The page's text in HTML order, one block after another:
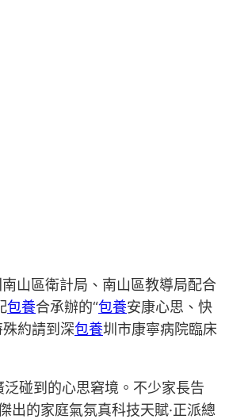
山區衛計局、南山區教導局配合
包養合承辦的“包養安康心思、快
約請到深包養圳市康寧病院臨床
碰到的心思窘境。不少家長告
出的家庭氣氛真科技天賦·正派總